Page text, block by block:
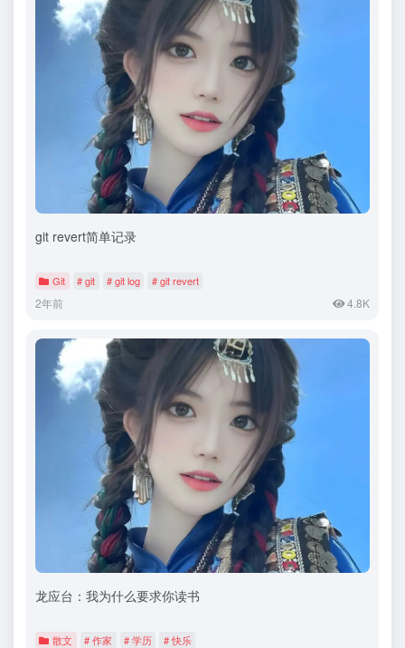
git revert简单记录
Git # git # git log # git revert
2年前 4.8K
龙应台：我为什么要求你读书
散文 # 作家 # 学历 # 快乐